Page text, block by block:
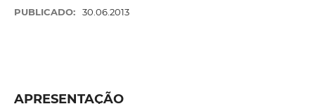
PUBLICADO: 30.06.2013
APRESENTAÇÃO